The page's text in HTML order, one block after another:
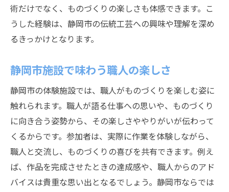
術だけでなく、ものづくりの楽しさも体感できます。こ
うした経験は、静岡市の伝統工芸への興味や理解を深め
るきっかけとなります。
静岡市施設で味わう職人の楽しさ
静岡市の体験施設では、職人がものづくりを楽しむ姿に
触れられます。職人が語る仕事への思いや、ものづくり
に向き合う姿勢から、その楽しさややりがいが伝わって
くるからです。参加者は、実際に作業を体験しながら、
職人と交流し、ものづくりの喜びを共有できます。例え
ば、作品を完成させたときの達成感や、職人からのアド
バイスは貴重な思い出となるでしょう。静岡市ならでは